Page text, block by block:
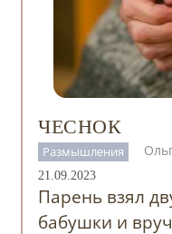
ЧЕСНОК
Размышления
21.09.2023
Парень взял
бабушки и